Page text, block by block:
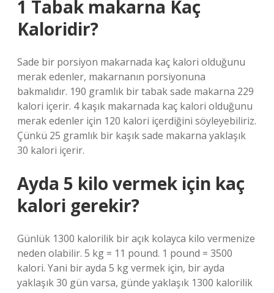
1 Tabak makarna Kaç
Kaloridir?
Sade bir porsiyon makarnada kaç kalori olduğunu
merak edenler, makarnanın porsiyonuna
bakmalıdır. 190 gramlık bir tabak sade makarna 229
kalori içerir. 4 kaşık makarnada kaç kalori olduğunu
merak edenler için 120 kalori içerdiğini söyleyebiliriz.
Çünkü 25 gramlık bir kaşık sade makarna yaklaşık
30 kalori içerir.
Ayda 5 kilo vermek için kaç
kalori gerekir?
Günlük 1300 kalorilik bir açık kolayca kilo vermenize
neden olabilir. 5 kg = 11 pound. 1 pound = 3500
kalori. Yani bir ayda 5 kg vermek için, bir ayda
yaklaşık 30 gün varsa, günde yaklaşık 1300 kalorilik